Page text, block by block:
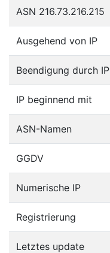
ASN 216.73.216.215
Ausgehend von IP
Beendigung durch IP
IP beginnend mit
ASN-Namen
GGDV
Numerische IP
Registrierung
Letztes update